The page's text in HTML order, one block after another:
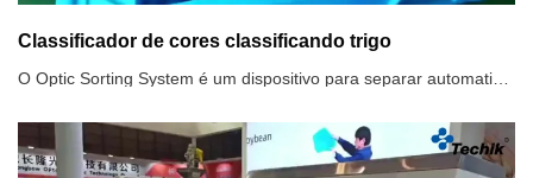
Classificador de cores classificando trigo
O Optic Sorting System é um dispositivo para separar automaticamente o material defeituoso usando tecnologia de detecção optoeletrônica de acordo com a diferença das características ópticas dos materiais. A excelente distinção entre o chá de trigo e cevada pela diferenciação de cores.